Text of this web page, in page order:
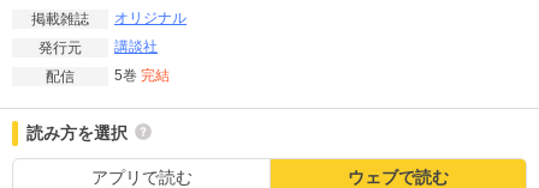
掲載雑誌
オリジナル
発行元
講談社
配信
5巻 完結
読み方を選択
アプリで読む ウェブで読む